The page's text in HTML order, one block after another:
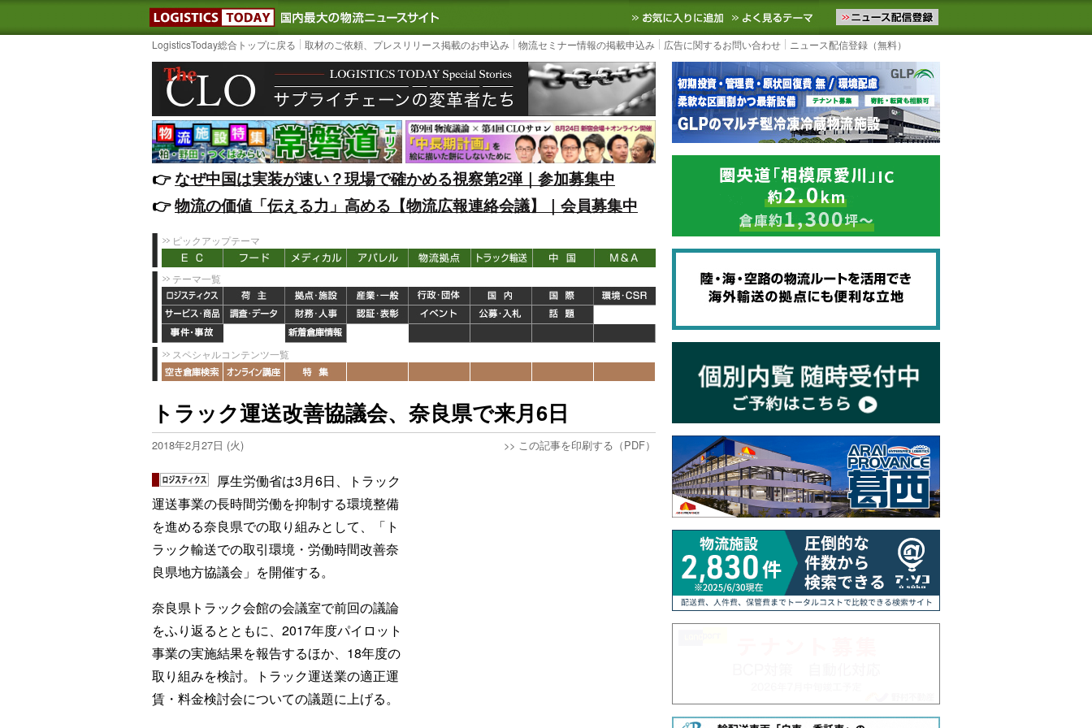
LOGISTICS TODAY｜国内最大の物流ニュースサイト3PL, SCMなど国内外の最新の物流ニュースをお届けします。物流ニュースメール配信を登録す
お気に入りに追加 よく見るテーマ
LogisticsToday総合トップに戻る 取材のご依頼、プレスリリース掲載のお申込み 物流セミナー情報の掲載申込み 広告に関するお問い合わせ ニュース配信登録（無料）
👉️なぜ中国は実装が速い？現場で確かめる視察第2弾｜参加募集中
👉️物流の価値「伝える力」高める【物流広報連絡会議】｜会員募集中
ピックアップテーマ
テーマ一覧
スペシャルコンテンツ一覧
トラック運送改善協議会、奈良県で来月6日
2018年2月27日 (火) >> この記事を印刷する（PDF）
厚生労働省は3月6日、トラック
運送事業の長時間労働を抑制する環境整備
を進める奈良県での取り組みとして、「ト
ラック輸送での取引環境・労働時間改善奈
良県地方協議会」を開催する。
奈良県トラック会館の会議室で前回の議論
をふり返るとともに、2017年度パイロット
事業の実施結果を報告するほか、18年度の
取り組みを検討。トラック運送業の適正運
賃・料金検討会についての議題に上げる。